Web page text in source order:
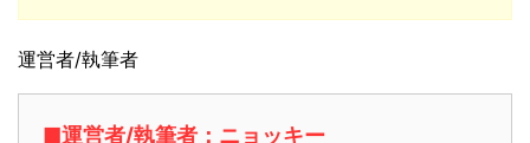
運営者/執筆者
■運営者/執筆者：ニョッキー